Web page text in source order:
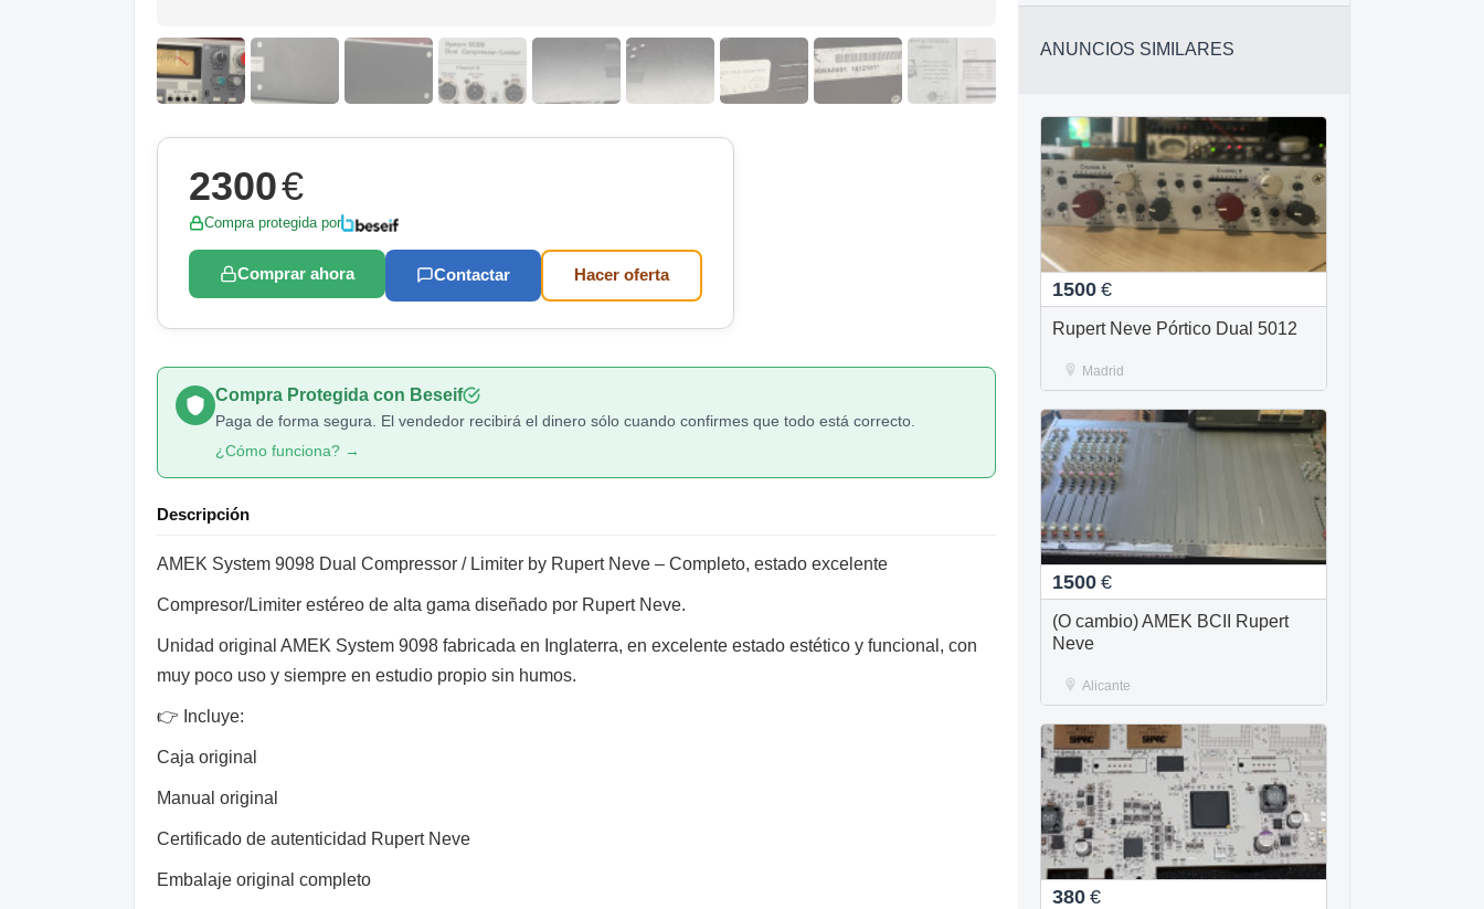
2300€
Compra protegida por
Comprar ahora Contactar Hacer oferta
Compra Protegida con Beseif
Paga de forma segura. El vendedor recibirá el dinero sólo cuando confirmes que todo está correcto.
¿Cómo funciona? →
Descripción
AMEK System 9098 Dual Compressor / Limiter by Rupert Neve – Completo, estado excelente
Compresor/Limiter estéreo de alta gama diseñado por Rupert Neve.
Unidad original AMEK System 9098 fabricada en Inglaterra, en excelente estado estético y funcional, con
muy poco uso y siempre en estudio propio sin humos.
👉 Incluye:
Caja original
Manual original
Certificado de autenticidad Rupert Neve
Embalaje original completo
ANUNCIOS SIMILARES
1500 €
Rupert Neve Pórtico Dual 5012
Madrid
1500 €
(O cambio) AMEK BCII Rupert
Neve
Alicante
380 €